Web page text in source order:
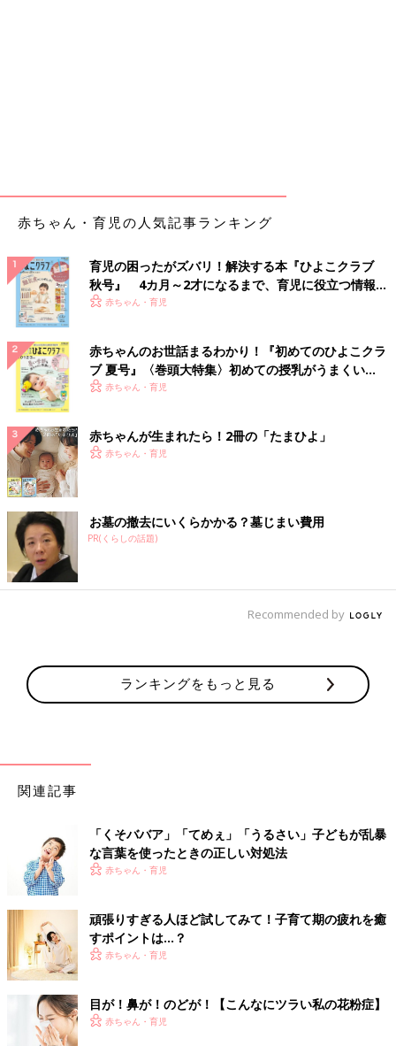
赤ちゃん・育児の人気記事ランキング
育児の困ったがズバリ！解決する本『ひよこクラブ
秋号』 4カ月～2才になるまで、育児に役立つ情報が
いっぱい！
赤ちゃん・育児
赤ちゃんのお世話まるわかり！『初めてのひよこクラ
ブ 夏号』〈巻頭大特集〉初めての授乳がうまくい
く！ おっぱい・ミルクの基本と夏のトラブル 解決テ
赤ちゃん・育児
赤ちゃんが生まれたら！2冊の「たまひよ」
赤ちゃん・育児
お墓の撤去にいくらかかる？墓じまい費用
PR(くらしの話題)
Recommended by
ランキングをもっと見る
関連記事
「くそババア」「てめぇ」「うるさい」子どもが乱暴
な言葉を使ったときの正しい対処法
赤ちゃん・育児
頑張りすぎる人ほど試してみて！子育て期の疲れを癒
すポイントは…？
赤ちゃん・育児
目が！鼻が！のどが！【こんなにツラい私の花粉症】
赤ちゃん・育児